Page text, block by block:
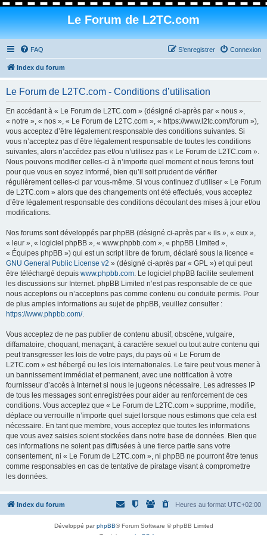
Le Forum de L2TC.com
FAQ Connexion
S’enregistrer
Index du forum
Le Forum de L2TC.com - Conditions d’utilisation
En accédant à « Le Forum de L2TC.com » (désigné ci-après par « nous »,
« notre », « nos », « Le Forum de L2TC.com », « https://www.l2tc.com/forum »),
vous acceptez d’être légalement responsable des conditions suivantes. Si
vous n’acceptez pas d’être légalement responsable de toutes les conditions
suivantes, alors n’accédez pas et/ou n’utilisez pas « Le Forum de L2TC.com ».
Nous pouvons modifier celles-ci à n’importe quel moment et nous ferons tout
pour que vous en soyez informé, bien qu’il soit prudent de vérifier
régulièrement celles-ci par vous-même. Si vous continuez d’utiliser « Le Forum
de L2TC.com » alors que des changements ont été effectués, vous acceptez
d’être légalement responsable des conditions découlant des mises à jour et/ou
modifications.
Nos forums sont développés par phpBB (désigné ci-après par « ils », « eux »,
« leur », « logiciel phpBB », « www.phpbb.com », « phpBB Limited »,
« Équipes phpBB ») qui est un script libre de forum, déclaré sous la licence «
GNU General Public License v2 » (désigné ci-après par « GPL ») et qui peut
être téléchargé depuis www.phpbb.com. Le logiciel phpBB facilite seulement
les discussions sur Internet. phpBB Limited n’est pas responsable de ce que
nous acceptons ou n’acceptons pas comme contenu ou conduite permis. Pour
de plus amples informations au sujet de phpBB, veuillez consulter :
https://www.phpbb.com/.
Vous acceptez de ne pas publier de contenu abusif, obscène, vulgaire,
diffamatoire, choquant, menaçant, à caractère sexuel ou tout autre contenu qui
peut transgresser les lois de votre pays, du pays où « Le Forum de
L2TC.com » est hébergé ou les lois internationales. Le faire peut vous mener à
un bannissement immédiat et permanent, avec une notification à votre
fournisseur d’accès à Internet si nous le jugeons nécessaire. Les adresses IP
de tous les messages sont enregistrées pour aider au renforcement de ces
conditions. Vous acceptez que « Le Forum de L2TC.com » supprime, modifie,
déplace ou verrouille n’importe quel sujet lorsque nous estimons que cela est
nécessaire. En tant que membre, vous acceptez que toutes les informations
que vous avez saisies soient stockées dans notre base de données. Bien que
ces informations ne soient pas diffusées à une tierce partie sans votre
consentement, ni « Le Forum de L2TC.com », ni phpBB ne pourront être tenus
comme responsables en cas de tentative de piratage visant à compromettre
les données.
Index du forum Heures au format UTC+02:00
Développé parphpBB® Forum Software © phpBB Limited